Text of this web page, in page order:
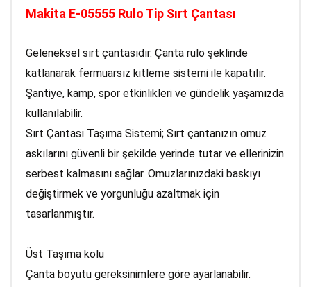
Makita E-05555 Rulo Tip Sırt Çantası
Geleneksel sırt çantasıdır. Çanta rulo şeklinde
katlanarak fermuarsız kitleme sistemi ile kapatılır.
Şantiye, kamp, spor etkinlikleri ve gündelik yaşamızda
kullanılabilir.
Sırt Çantası Taşıma Sistemi; Sırt çantanızın omuz
askılarını güvenli bir şekilde yerinde tutar ve ellerinizin
serbest kalmasını sağlar. Omuzlarınızdaki baskıyı
değiştirmek ve yorgunluğu azaltmak için
tasarlanmıştır.
Üst Taşıma kolu
Çanta boyutu gereksinimlere göre ayarlanabilir.